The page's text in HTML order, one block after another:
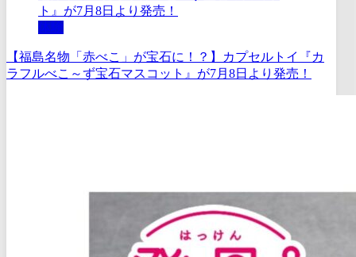
体験
【福島名物「赤べこ」が宝石に！？】カプセルトイ『カ
ラフルべこ～ず宝石マスコット』が7月8日より発売！